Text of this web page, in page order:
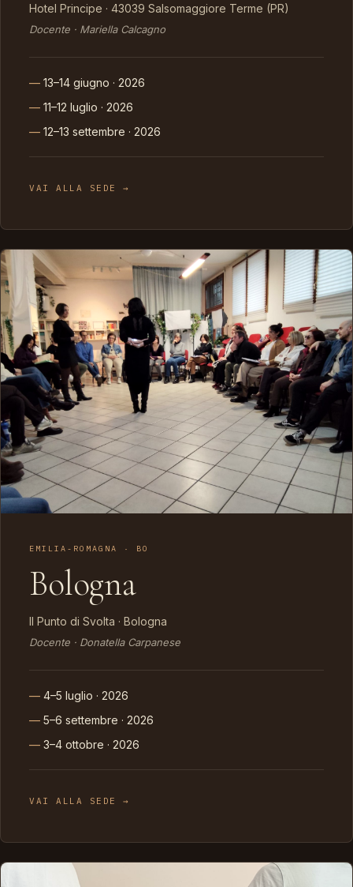
Hotel Principe · 43039 Salsomaggiore Terme (PR)
Docente · Mariella Calcagno
13–14 giugno · 2026
11–12 luglio · 2026
12–13 settembre · 2026
VAI ALLA SEDE →
EMILIA-ROMAGNA · BO
Bologna
Il Punto di Svolta · Bologna
Docente · Donatella Carpanese
4–5 luglio · 2026
5–6 settembre · 2026
3–4 ottobre · 2026
VAI ALLA SEDE →